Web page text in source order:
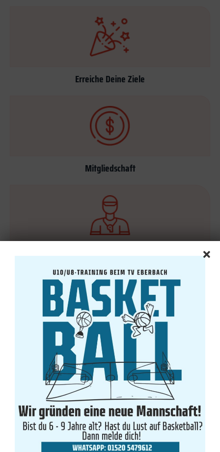
Erreiche Deine Ziele
Mitgliedschaft
Qualifiziertes Team
Wir Sind Bereit Für Deine Ziele!
Bist du es auch?